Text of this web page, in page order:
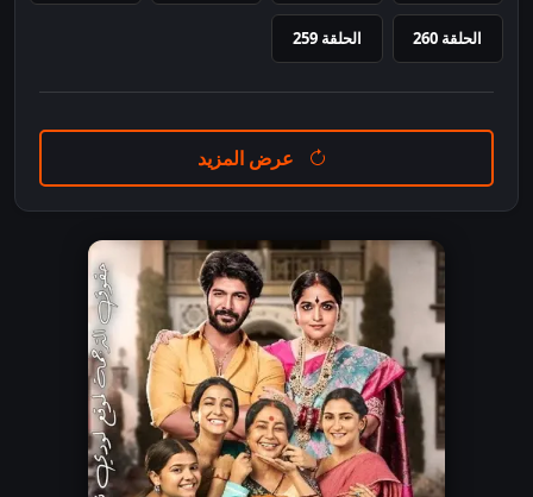
الحلقة 260 الحلقة 259
عرض المزيد